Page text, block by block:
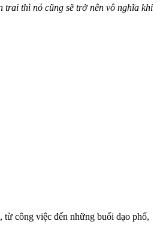
trai thì nó cũng sẽ trở nên vô nghĩa khi
công việc đến những buổi dạo phố,